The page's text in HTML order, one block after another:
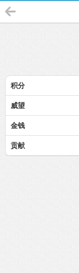
积分
威望
金钱
贡献